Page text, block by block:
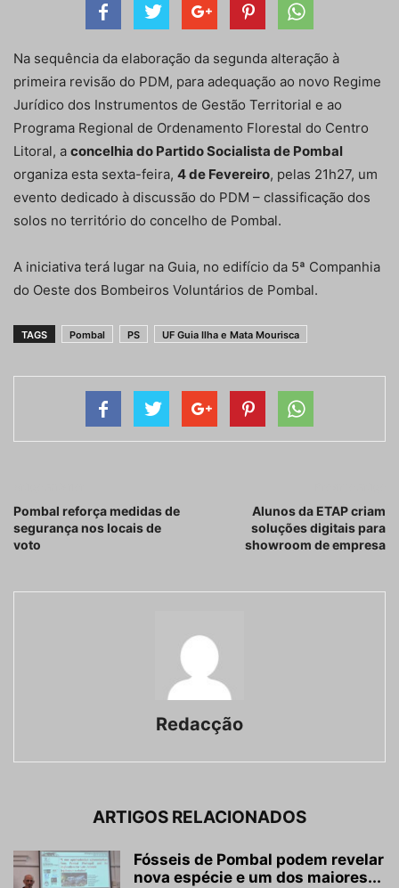
Na sequência da elaboração da segunda alteração à
primeira revisão do PDM, para adequação ao novo Regime
Jurídico dos Instrumentos de Gestão Territorial e ao
Programa Regional de Ordenamento Florestal do Centro
Litoral, a concelhia do Partido Socialista de Pombal
organiza esta sexta-feira, 4 de Fevereiro, pelas 21h27, um
evento dedicado à discussão do PDM – classificação dos
solos no território do concelho de Pombal.
A iniciativa terá lugar na Guia, no edifício da 5ª Companhia
do Oeste dos Bombeiros Voluntários de Pombal.
TAGS Pombal PS UF Guia Ilha e Mata Mourisca
Pombal reforça medidas de
segurança nos locais de
voto
Alunos da ETAP criam
soluções digitais para
showroom de empresa
Redacção
ARTIGOS RELACIONADOS
Fósseis de Pombal podem revelar
nova espécie e um dos maiores...